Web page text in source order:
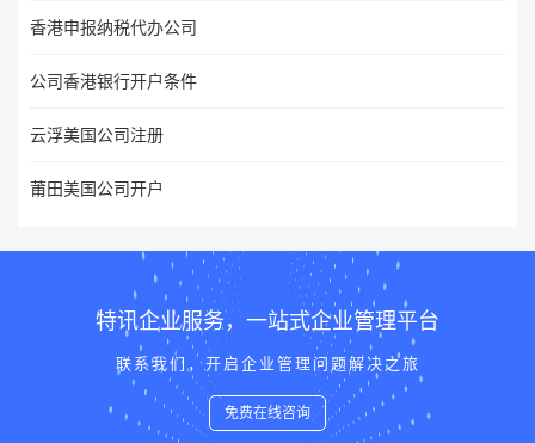
香港申报纳税代办公司
公司香港银行开户条件
云浮美国公司注册
莆田美国公司开户
特讯企业服务，一站式企业管理平台
联系我们，开启企业管理问题解决之旅
免费在线咨询